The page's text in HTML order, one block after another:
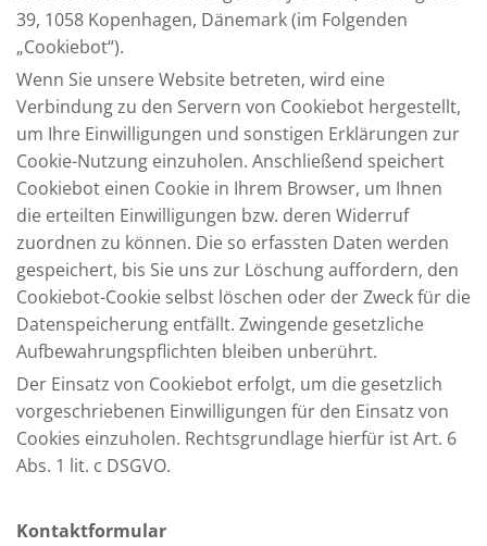
39, 1058 Kopenhagen, Dänemark (im Folgenden
„Cookiebot“).
Wenn Sie unsere Website betreten, wird eine
Verbindung zu den Servern von Cookiebot hergestellt,
um Ihre Einwilligungen und sonstigen Erklärungen zur
Cookie-Nutzung einzuholen. Anschließend speichert
Cookiebot einen Cookie in Ihrem Browser, um Ihnen
die erteilten Einwilligungen bzw. deren Widerruf
zuordnen zu können. Die so erfassten Daten werden
gespeichert, bis Sie uns zur Löschung auffordern, den
Cookiebot-Cookie selbst löschen oder der Zweck für die
Datenspeicherung entfällt. Zwingende gesetzliche
Aufbewahrungspflichten bleiben unberührt.
Der Einsatz von Cookiebot erfolgt, um die gesetzlich
vorgeschriebenen Einwilligungen für den Einsatz von
Cookies einzuholen. Rechtsgrundlage hierfür ist Art. 6
Abs. 1 lit. c DSGVO.
Kontaktformular